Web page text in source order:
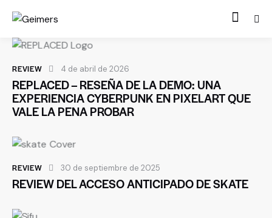
REVIEW 4 de abril de 2026
REPLACED – RESEÑA DE LA DEMO: UNA
EXPERIENCIA CYBERPUNK EN PIXELART QUE
VALE LA PENA PROBAR
REVIEW 30 de septiembre de 2025
REVIEW DEL ACCESO ANTICIPADO DE SKATE